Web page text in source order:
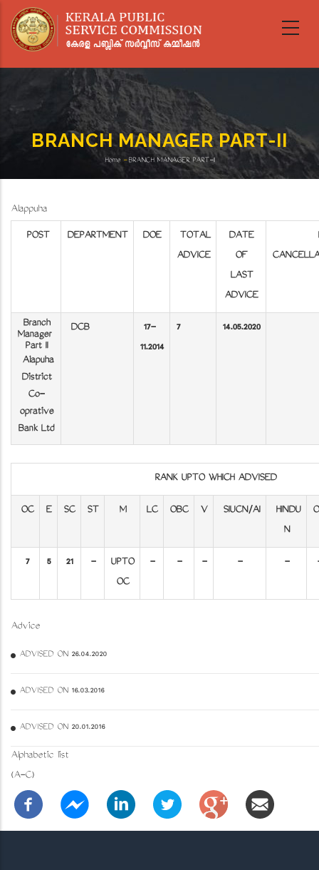
main
content
BRANCH MANAGER PART-II
Breadcrumb
Home - BRANCH MANAGER PART-II
Alappuzha
POST
DEPARTMENT DOE
TOTAL
ADVICE
DATE
OF
LAST
ADVICE
Branch
Manager
Part II
Alapuzha
District
Co-
oprative
Bank Ltd
DCB
17-
11.2014
7 14.05.2020
RANK UPTO WHICH ADVISED
OC E SC ST M LC OBC V SIUCN/AI
HINDU
N
7 5 21 -
UPTO
OC
- - - - -
Advice
ADVISED ON 26.04.2020
ADVISED ON 16.03.2016
ADVISED ON 20.01.2016
Alphabetic list
(A-C)